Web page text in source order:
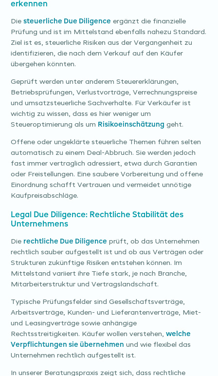
erkennen
Diesteuerliche Due Diligence ergänzt die finanzielle
Prüfung und ist im Mittelstand ebenfalls nahezu Standard.
Ziel ist es, steuerliche Risiken aus der Vergangenheit zu
identifizieren, die nach dem Verkauf auf den Käufer
übergehen könnten.
Geprüft werden unter anderem Steuererklärungen,
Betriebsprüfungen, Verlustvorträge, Verrechnungspreise
und umsatzsteuerliche Sachverhalte. Für Verkäufer ist
wichtig zu wissen, dass es hier weniger um
Steueroptimierung als um Risikoeinschätzung geht.
Offene oder ungeklärte steuerliche Themen führen selten
automatisch zu einem Deal-Abbruch. Sie werden jedoch
fast immer vertraglich adressiert, etwa durch Garantien
oder Freistellungen. Eine saubere Vorbereitung und offene
Einordnung schafft Vertrauen und vermeidet unnötige
Kaufpreisabschläge.
Legal Due Diligence: Rechtliche Stabilität des
Unternehmens
Die rechtliche Due Diligence prüft, ob das Unternehmen
rechtlich sauber aufgestellt ist und ob aus Verträgen oder
Strukturen zukünftige Risiken entstehen können. Im
Mittelstand variiert ihre Tiefe stark, je nach Branche,
Mitarbeiterstruktur und Vertragslandschaft.
Typische Prüfungsfelder sind Gesellschaftsverträge,
Arbeitsverträge, Kunden- und Lieferantenverträge, Miet-
und Leasingverträge sowie anhängige
Rechtsstreitigkeiten. Käufer wollen verstehen,welche
Verpflichtungen sie übernehmen und wie flexibel das
Unternehmen rechtlich aufgestellt ist.
In unserer Beratungspraxis zeigt sich, dass rechtliche